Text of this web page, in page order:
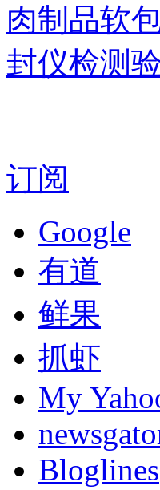
肉制品软
封仪检测
订阅
Google
有道
鲜果
抓虾
My
Bloglines